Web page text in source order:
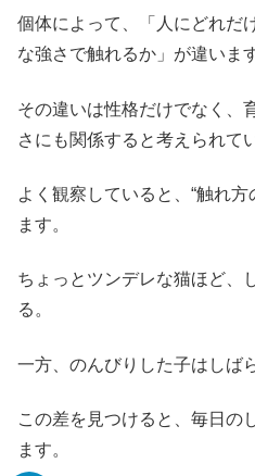
個体によって、「人にどれだ
な強さで触れるか」が違います
その違いは性格だけでなく、
さにも関係すると考えられて
よく観察していると、“触れ
ます。
ちょっとツンデレな猫ほど、
る。
一方、のんびりした子はしば
この差を見つけると、毎日の
ます。